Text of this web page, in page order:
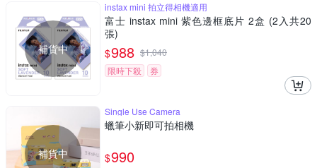
補貨中
instax mini 拍立得相機適用
富士 instax mini 紫色邊框底片 2盒 (2入共20
張)
$988 $1,040
限時下殺
券
補貨中
Single Use Camera
蠟筆小新即可拍相機
$990